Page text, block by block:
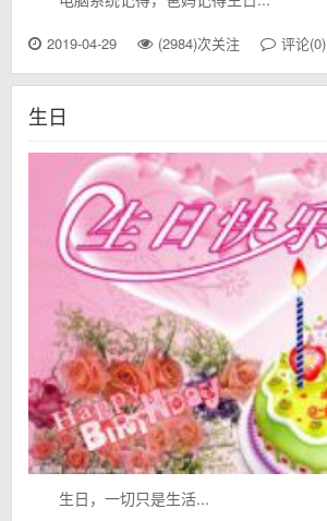
2019-04-29 (2984)次关注 评论(0)
生日
生日，一切只是生活...